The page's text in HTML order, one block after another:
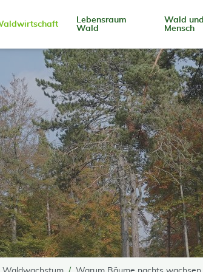
Lebensraum
Wald
Wald und
Mensch